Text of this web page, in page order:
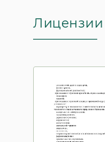
Лицензии